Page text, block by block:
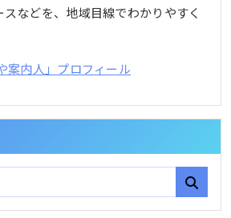
などを、地域目線でわかりやすく
内人」プロフィール